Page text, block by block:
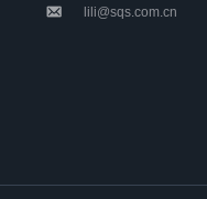
lili@sqs.com.cn